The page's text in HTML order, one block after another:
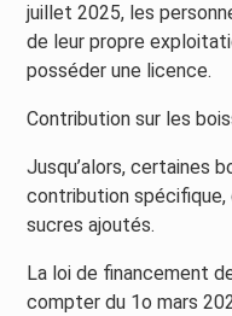
juillet 2025, les
de leur propre
posséder une licence.
Contribution sur les
Jusqu’alors, certaines
contribution spécifique,
sucres ajoutés.
La loi de financement
compter du 1o mars